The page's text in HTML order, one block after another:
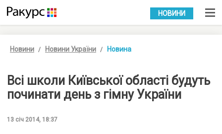
УКР РУС
НОВИНИ
Новини Новини України Новина
Всі школи Київської області будуть
починати день з гімну України
13 січ 2014, 18:37